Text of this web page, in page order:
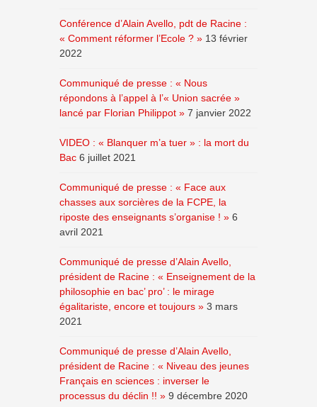
Conférence d’Alain Avello, pdt de Racine :
« Comment réformer l’Ecole ? » 13 février
2022
Communiqué de presse : « Nous
répondons à l’appel à l’« Union sacrée »
lancé par Florian Philippot » 7 janvier 2022
VIDEO : « Blanquer m’a tuer » : la mort du
Bac 6 juillet 2021
Communiqué de presse : « Face aux
chasses aux sorcières de la FCPE, la
riposte des enseignants s’organise ! » 6
avril 2021
Communiqué de presse d’Alain Avello,
président de Racine : « Enseignement de la
philosophie en bac’ pro’ : le mirage
égalitariste, encore et toujours » 3 mars
2021
Communiqué de presse d’Alain Avello,
président de Racine : « Niveau des jeunes
Français en sciences : inverser le
processus du déclin !! » 9 décembre 2020